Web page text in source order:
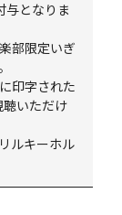
となりま
部限定いぎ
印字された
いただけ
ルキーホル